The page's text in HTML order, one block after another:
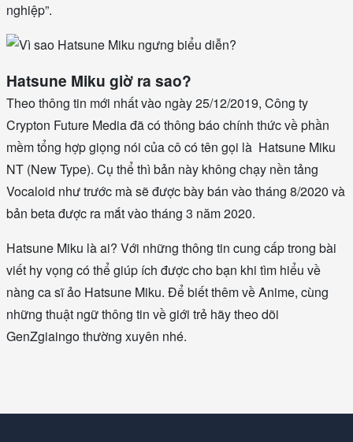
nghiệp”.
Hatsune Miku giờ ra sao?
Theo thông tin mới nhất vào ngày 25/12/2019, Công ty
Crypton Future Media đã có thông báo chính thức về phần
mềm tổng hợp giọng nói của cô có tên gọi là Hatsune Miku
NT (New Type). Cụ thể thì bản này không chạy nền tảng
Vocaloid như trước mà sẽ được bày bán vào tháng 8/2020 và
bản beta được ra mắt vào tháng 3 năm 2020.
Hatsune Miku là ai? Với những thông tin cung cấp trong bài
viết hy vọng có thể giúp ích được cho bạn khi tìm hiểu về
nàng ca sĩ ảo Hatsune Miku. Để biết thêm về Anime, cùng
những thuật ngữ thông tin về giới trẻ hãy theo dõi
GenZgiaingo thường xuyên nhé.